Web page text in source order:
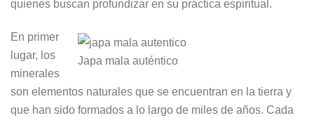
quienes buscan profundizar en su práctica espiritual.
Japa mala auténtico
En primer
lugar, los
minerales
son elementos naturales que se encuentran en la tierra y
que han sido formados a lo largo de miles de años. Cada